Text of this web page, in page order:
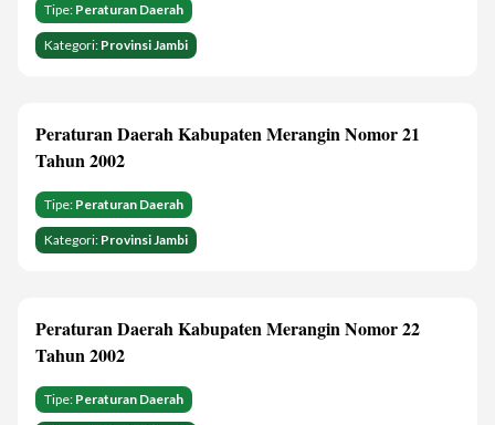
Tipe: Peraturan Daerah
Kategori: Provinsi Jambi
Peraturan Daerah Kabupaten Merangin Nomor 21
Tahun 2002
Tipe: Peraturan Daerah
Kategori: Provinsi Jambi
Peraturan Daerah Kabupaten Merangin Nomor 22
Tahun 2002
Tipe: Peraturan Daerah